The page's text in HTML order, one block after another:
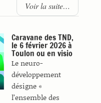
Voir la suite…
Caravane des TND,
le 6 février 2026 à
Toulon ou en visio
Le neuro-
développement
désigne «
l’ensemble des